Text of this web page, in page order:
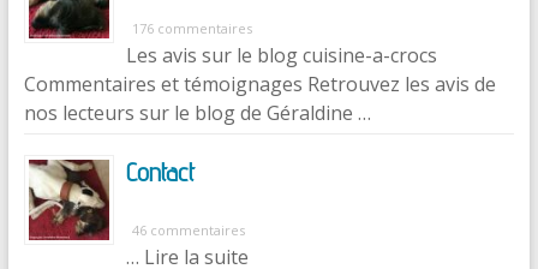
176 commentaires
Les avis sur le blog cuisine-a-crocs
Commentaires et témoignages Retrouvez les avis de
nos lecteurs sur le blog de Géraldine …
Contact
46 commentaires
… Lire la suite